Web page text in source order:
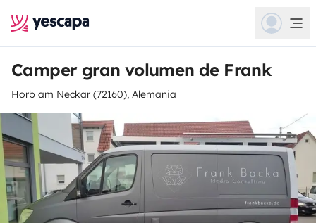
Camper gran volumen de Frank
Horb am Neckar (72160), Alemania